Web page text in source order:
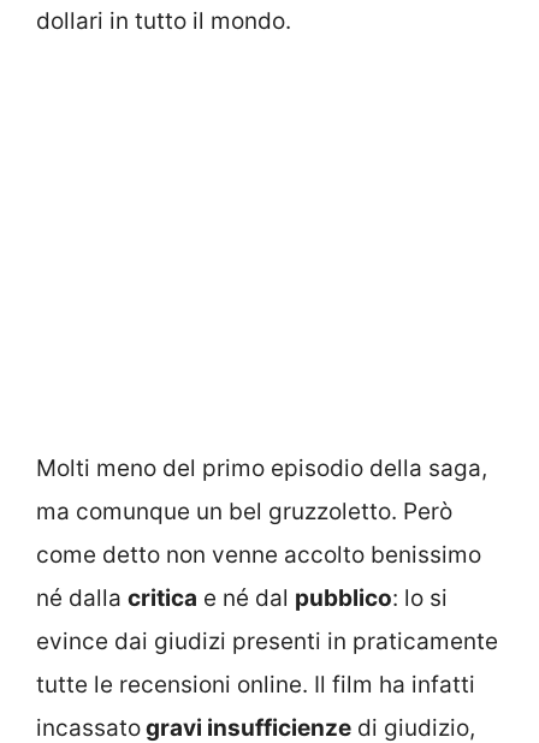
dollari in tutto il mondo.
Molti meno del primo episodio della saga,
ma comunque un bel gruzzoletto. Però
come detto non venne accolto benissimo
né dalla critica e né dal pubblico: lo si
evince dai giudizi presenti in praticamente
tutte le recensioni online. Il film ha infatti
incassatogravi insufficienze di giudizio,